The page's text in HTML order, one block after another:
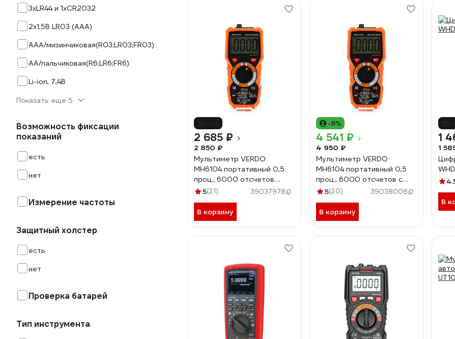
3хLR44 и 1хCR2032
2х1,5В LR03 (ААА)
AAA/мизинчиковая(R03;LR03;FR03)
AA/пальчиковая(R6;LR6;FR6)
Li-ion, 7,4В
Показать еще 5
Возможность фиксации
показаний
есть
нет
Измерение частоты
Защитный холстер
есть
нет
Проверка батарей
Тип инструмента
2 685 ₽
2 850 ₽
Мультиметр VERDO
MH6104 портативный 0,5
проц., 6000 отсчетов
MH610400
5(21) 39037978
В корзину
-8%
4 541 ₽
4 950 ₽
Мультиметр VERDO
MH6104 портативный 0,5
проц., 6000 отсчетов с
поверкой MH610400-СП
5(20) 39038008
В корзину
1
1
В